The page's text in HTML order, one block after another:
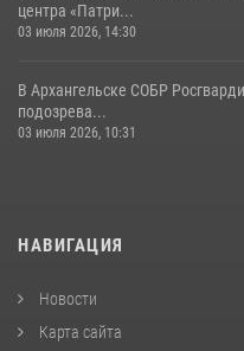
центра «Патри...
03 июля 2026, 14:30
В Архангельске СОБР
подозрева...
03 июля 2026, 10:31
НАВИГАЦИЯ
Новости
Карта сайта